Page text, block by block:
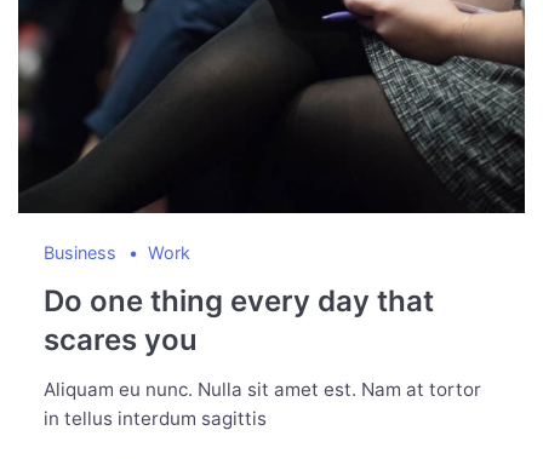
Business Work
Do one thing every day that
scares you
Aliquam eu nunc. Nulla sit amet est. Nam at tortor
in tellus interdum sagittis